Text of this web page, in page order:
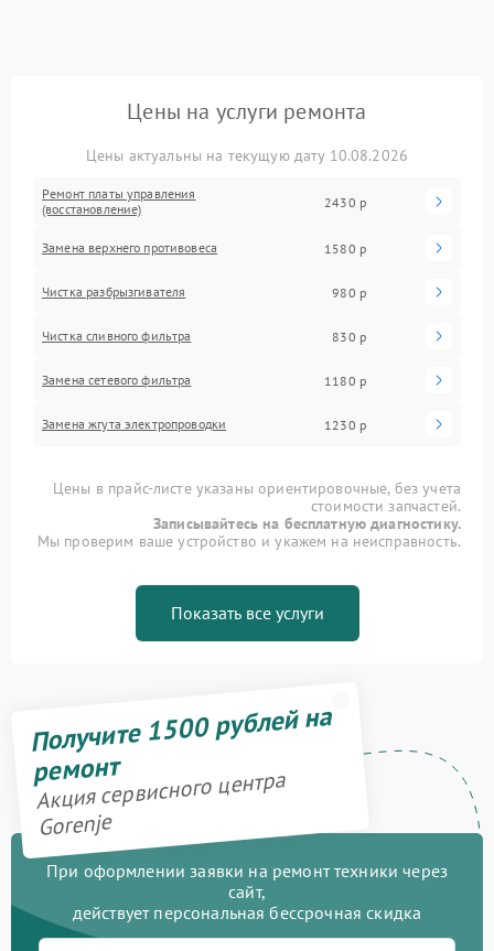
Цены на услуги ремонта
Цены актуальны на текущую дату 10.08.2026
Ремонт платы управления
(восстановление)
2430 р
Замена верхнего противовеса 1580 р
Чистка разбрызгивателя 980 р
Чистка сливного фильтра 830 р
Замена сетевого фильтра 1180 р
Замена жгута электропроводки 1230 р
Цены в прайс-листе указаны ориентировочные, без учета
стоимости запчастей.
Записывайтесь на бесплатную диагностику.
Мы проверим ваше устройство и укажем на неисправность.
Показать все услуги
Получите 1500 рублей на
ремонт
Акция сервисного центра
Gorenje
При оформлении заявки на ремонт техники через
сайт,
действует персональная бессрочная скидка